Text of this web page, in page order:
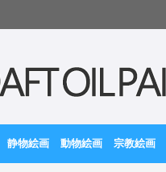
静物絵画 動物絵画 宗教絵画